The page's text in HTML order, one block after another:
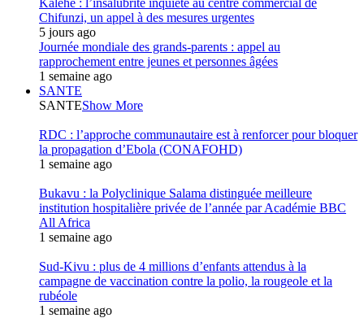
Kalehe : l’insalubrité inquiète au centre commercial de
Chifunzi, un appel à des mesures urgentes
5 jours ago
Journée mondiale des grands-parents : appel au
rapprochement entre jeunes et personnes âgées
1 semaine ago
SANTE
SANTEShow More
RDC : l’approche communautaire est à renforcer pour bloquer
la propagation d’Ebola (CONAFOHD)
1 semaine ago
Bukavu : la Polyclinique Salama distinguée meilleure
institution hospitalière privée de l’année par Académie BBC
All Africa
1 semaine ago
Sud-Kivu : plus de 4 millions d’enfants attendus à la
campagne de vaccination contre la polio, la rougeole et la
rubéole
1 semaine ago